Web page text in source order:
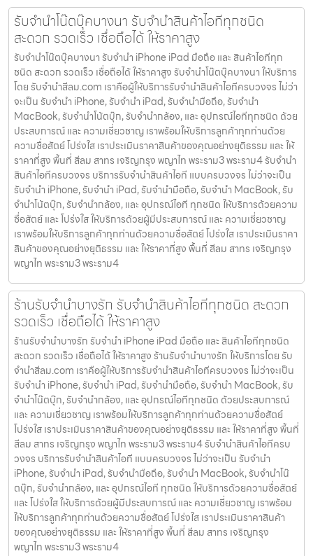
รับจำนำโน๊ตบุ๊คบางนา รับจำนำสินค้าไอทีทุกชนิด
สะดวก รวดเร็ว เชื่อถือได้ ให้ราคาสูง
รับจำนำโน๊ตบุ๊คบางนา รับจำนำ iPhone iPad มือถือ และ สินค้าไอทีทุก
ชนิด สะดวก รวดเร็ว เชื่อถือได้ ให้ราคาสูง รับจำนำโน๊ตบุ๊คบางนา ให้บริการ
โดย รับจํานําสีลม.com เราคือผู้ให้บริการรับจำนำสินค้าไอทีครบวงจร ไม่ว่า
จะเป็น รับจำนำ iPhone, รับจำนำ iPad, รับจำนำมือถือ, รับจำนำ
MacBook, รับจำนำโน้ตบุ๊ก, รับจำนำกล้อง, และ อุปกรณ์ไอทีทุกชนิด ด้วย
ประสบการณ์ และ ความเชี่ยวชาญ เราพร้อมให้บริการลูกค้าทุกท่านด้วย
ความซื่อสัตย์ โปร่งใส เราประเมินราคาสินค้าของคุณอย่างยุติธรรม และ ให้
ราคาที่สูง พื้นที่ สีลม สาทร เจริญกรุง พญาไท พระราม3 พระราม4 รับจำนำ
สินค้าไอทีครบวงจร บริการรับจำนำสินค้าไอที แบบครบวงจร ไม่ว่าจะเป็น
รับจำนำ iPhone, รับจำนำ iPad, รับจำนำมือถือ, รับจำนำ MacBook, รับ
จำนำโน้ตบุ๊ก, รับจำนำกล้อง, และ อุปกรณ์ไอที ทุกชนิด ให้บริการด้วยความ
ซื่อสัตย์ และ โปร่งใส ให้บริการด้วยผู้มีประสบการณ์ และ ความเชี่ยวชาญ
เราพร้อมให้บริการลูกค้าทุกท่านด้วยความซื่อสัตย์ โปร่งใส เราประเมินราคา
สินค้าของคุณอย่างยุติธรรม และ ให้ราคาที่สูง พื้นที่ สีลม สาทร เจริญกรุง
พญาไท พระราม3 พระราม4
ร้านรับจำนำบางรัก รับจำนำสินค้าไอทีทุกชนิด สะดวก
รวดเร็ว เชื่อถือได้ ให้ราคาสูง
ร้านรับจำนำบางรัก รับจำนำ iPhone iPad มือถือ และ สินค้าไอทีทุกชนิด
สะดวก รวดเร็ว เชื่อถือได้ ให้ราคาสูง ร้านรับจำนำบางรัก ให้บริการโดย รับ
จํานําสีลม.com เราคือผู้ให้บริการรับจำนำสินค้าไอทีครบวงจร ไม่ว่าจะเป็น
รับจำนำ iPhone, รับจำนำ iPad, รับจำนำมือถือ, รับจำนำ MacBook, รับ
จำนำโน๊ตบุ๊ก, รับจำนำกล้อง, และ อุปกรณ์ไอทีทุกชนิด ด้วยประสบการณ์
และ ความเชี่ยวชาญ เราพร้อมให้บริการลูกค้าทุกท่านด้วยความซื่อสัตย์
โปร่งใส เราประเมินราคาสินค้าของคุณอย่างยุติธรรม และ ให้ราคาที่สูง พื้นที่
สีลม สาทร เจริญกรุง พญาไท พระราม3 พระราม4 รับจำนำสินค้าไอทีครบ
วงจร บริการรับจำนำสินค้าไอที แบบครบวงจร ไม่ว่าจะเป็น รับจำนำ
iPhone, รับจำนำ iPad, รับจำนำมือถือ, รับจำนำ MacBook, รับจำนำโน๊
ตบุ๊ก, รับจำนำกล้อง, และ อุปกรณ์ไอที ทุกชนิด ให้บริการด้วยความซื่อสัตย์
และ โปร่งใส ให้บริการด้วยผู้มีประสบการณ์ และ ความเชี่ยวชาญ เราพร้อม
ให้บริการลูกค้าทุกท่านด้วยความซื่อสัตย์ โปร่งใส เราประเมินราคาสินค้า
ของคุณอย่างยุติธรรม และ ให้ราคาที่สูง พื้นที่ สีลม สาทร เจริญกรุง
พญาไท พระราม3 พระราม4